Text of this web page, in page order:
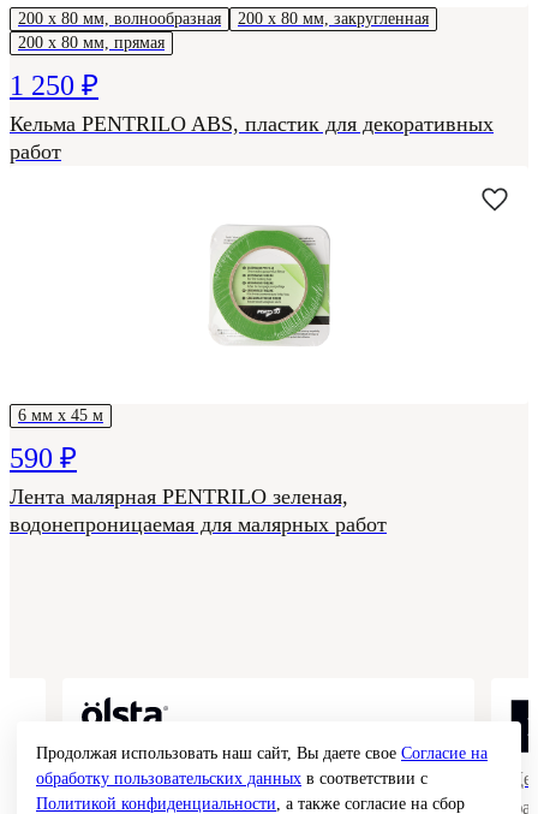
200 х 80 мм, волнообразная
200 х 80 мм, закругленная
200 х 80 мм, прямая
1 250 ₽
Кельма PENTRILO ABS, пластик для декоративных
работ
6 мм х 45 м
590 ₽
Лента малярная PENTRILO зеленая,
водонепроницаемая для малярных работ
Коллекции гладких и структурных
покрытий
Продолжая использовать наш сайт, Вы даете свое Согласие на
обработку пользовательских данных в соответствии с
Политикой конфиденциальности, а также согласие на сбор